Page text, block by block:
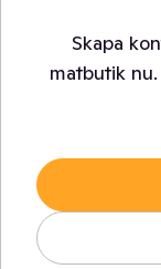
Skapa
matbutik